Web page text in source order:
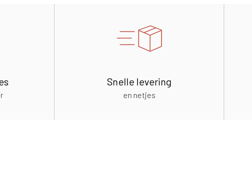
Snelle levering
en netjes